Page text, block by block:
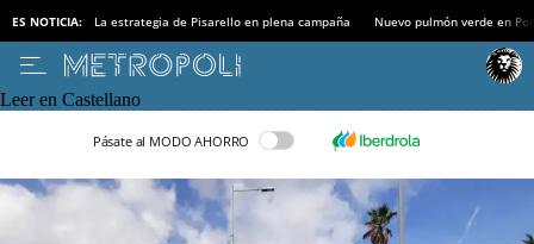
ES NOTICIA: La estrategia de Pisarello en plena campaña Nuevo pulmón verde en
Leer en Castellano
Pásate al MODO AHORRO